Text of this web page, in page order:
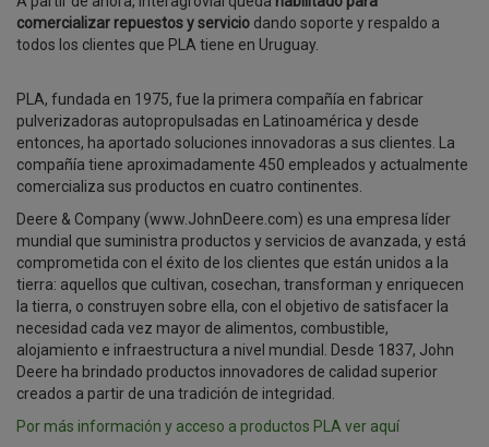
comercializar repuestos y servicio dando soporte y respaldo a
todos los clientes que PLA tiene en Uruguay.
PLA, fundada en 1975, fue la primera compañía en fabricar
pulverizadoras autopropulsadas en Latinoamérica y desde
entonces, ha aportado soluciones innovadoras a sus clientes. La
compañía tiene aproximadamente 450 empleados y actualmente
comercializa sus productos en cuatro continentes.
Deere & Company (www.JohnDeere.com) es una empresa líder
mundial que suministra productos y servicios de avanzada, y está
comprometida con el éxito de los clientes que están unidos a la
tierra: aquellos que cultivan, cosechan, transforman y enriquecen
la tierra, o construyen sobre ella, con el objetivo de satisfacer la
necesidad cada vez mayor de alimentos, combustible,
alojamiento e infraestructura a nivel mundial. Desde 1837, John
Deere ha brindado productos innovadores de calidad superior
creados a partir de una tradición de integridad.
Por más información y acceso a productos PLA ver aquí